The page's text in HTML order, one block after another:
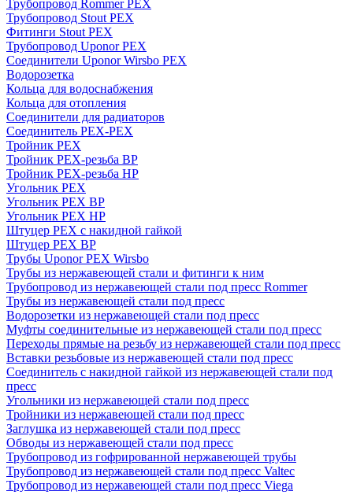
Трубопровод Rommer PEX
Трубопровод Stout PEX
Фитинги Stout PEX
Трубопровод Uponor PEX
Соединители Uponor Wirsbo PEX
Водорозетка
Кольца для водоснабжения
Кольца для отопления
Соединители для радиаторов
Соединитель PEX-PEX
Тройник PEX
Тройник PEX-резьба ВР
Тройник PEX-резьба НР
Угольник PEX
Угольник PEX ВР
Угольник PEX НР
Штуцер PEX c накидной гайкой
Штуцер PEX ВР
Трубы Uponor PEX Wirsbo
Трубы из нержавеющей стали и фитинги к ним
Трубопровод из нержавеющей стали под пресс Rommer
Трубы из нержавеющей стали под пресс
Водорозетки из нержавеющей стали под пресс
Муфты соединительные из нержавеющей стали под пресс
Переходы прямые на резьбу из нержавеющей стали под пресс
Вставки резьбовые из нержавеющей стали под пресс
Соединитель с накидной гайкой из нержавеющей стали под
пресс
Угольники из нержавеющей стали под пресс
Тройники из нержавеющей стали под пресс
Заглушка из нержавеющей стали под пресс
Обводы из нержавеющей стали под пресс
Трубопровод из гофрированной нержавеющей трубы
Трубопровод из нержавеющей стали под пресс Valtec
Трубопровод из нержавеющей стали под пресс Viega